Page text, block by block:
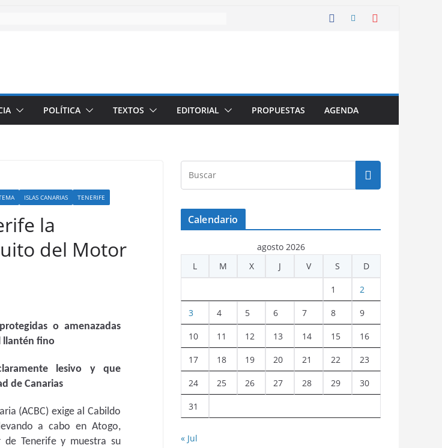
POLÍTICA TEXTOS EDITORIAL PROPUESTAS AGENDA
ISLAS CANARIAS TENERIFE
la
del Motor
o amenazadas
llantén fino
lesivo y que
de Canarias
(ACBC) exige al Cabildo
a cabo en Atogo,
Tenerife y muestra su
Calendario
agosto 2026
L
M X J V S D
1 2
3 4 5 6 7 8 9
10 11 12 13 14 15 16
17 18 19 20 21 22 23
24 25 26 27 28 29 30
31
« Jul